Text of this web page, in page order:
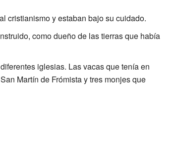
cristianismo y estaban bajo su cuidado.
como dueño de las tierras que había
iglesias. Las vacas que tenía en
Martín de Frómista y tres monjes que